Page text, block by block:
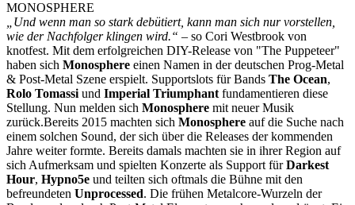
MONOSPHERE
„Und wenn man so stark debütiert, kann man sich nur vorstellen,
wie der Nachfolger klingen wird.“ – so Cori Westbrook von
knotfest. Mit dem erfolgreichen DIY-Release von "The Puppeteer"
haben sich Monosphere einen Namen in der deutschen Prog-Metal
& Post-Metal Szene erspielt. Supportslots für Bands The Ocean,
Rolo Tomassi und Imperial Triumphant fundamentieren diese
Stellung. Nun melden sich Monosphere mit neuer Musik
zurück.Bereits 2015 machten sich Monosphere auf die Suche nach
einem solchen Sound, der sich über die Releases der kommenden
Jahre weiter formte. Bereits damals machten sie in ihrer Region auf
sich Aufmerksam und spielten Konzerte als Support fürDarkest
Hour, Hypno5e und teilten sich oftmals die Bühne mit den
befreundeten Unprocessed. Die frühen Metalcore-Wurzeln der